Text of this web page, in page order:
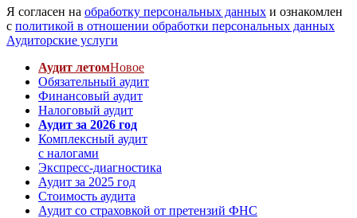
Я согласен на обработку персональных данных и ознакомлен
с политикой в отношении обработки персональных данных
Аудиторские услуги
Аудит летомНовое
Обязательный аудит
Финансовый аудит
Налоговый аудит
Аудит за 2026 год
Комплексный аудит
с налогами
Экспресс-диагностика
Аудит за 2025 год
Стоимость аудита
Аудит со страховкой от претензий ФНС